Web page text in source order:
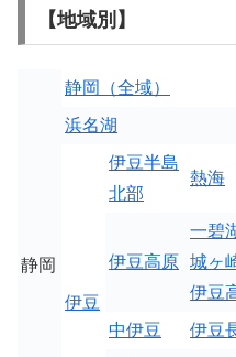
【地域別】
静岡
静岡（全域）
浜名湖
伊豆
伊豆半島
北部
熱海
伊豆高原
一碧
城ヶ
伊豆
中伊豆
伊豆